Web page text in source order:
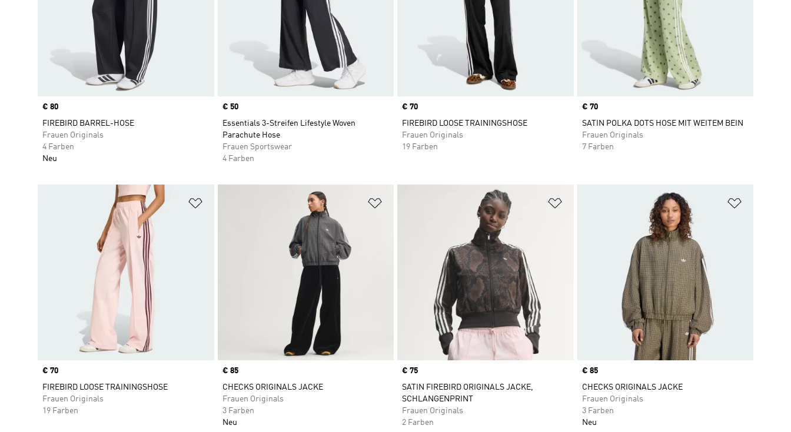
Price
€ 80
FIREBIRD BARREL-HOSE
Frauen Originals
4 Farben
Neu
Price
€ 50
Essentials 3-Streifen Lifestyle Woven
Parachute Hose
Frauen Sportswear
4 Farben
Price
€ 70
FIREBIRD LOOSE TRAININGSHOSE
Frauen Originals
19 Farben
Price
€ 70
SATIN POLKA DOTS HOSE MIT WEITEM BEIN
Frauen Originals
7 Farben
Zur Wunschliste hinzufügen
Price
€ 70
FIREBIRD LOOSE TRAININGSHOSE
Frauen Originals
19 Farben
Zur Wunschliste hinzufügen
Price
€ 85
CHECKS ORIGINALS JACKE
Frauen Originals
3 Farben
Neu
Zur Wunschliste hinzufügen
Price
€ 75
SATIN FIREBIRD ORIGINALS JACKE,
SCHLANGENPRINT
Frauen Originals
2 Farben
Price
€ 85
CHECKS ORIGINALS JACKE
Frauen Originals
3 Farben
Neu